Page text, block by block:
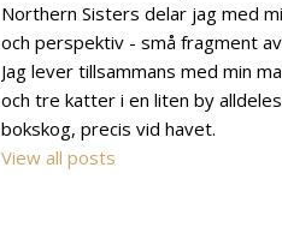
Northern Sisters delar jag med
och perspektiv - små fragment
Jag lever tillsammans med min
och tre katter i en liten by
bokskog, precis vid havet.
View all posts